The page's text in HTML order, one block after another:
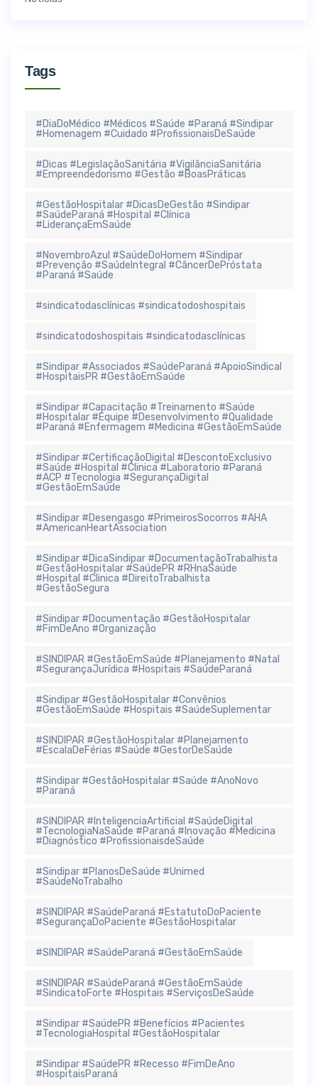
Tags
#DiaDoMédico #Médicos #Saúde #Paraná #Sindipar
#Homenagem #Cuidado #ProfissionaisDeSaúde
#Dicas #LegislaçãoSanitária #VigilânciaSanitária
#Empreendedorismo #Gestão #BoasPráticas
#GestãoHospitalar #DicasDeGestão #Sindipar
#SaúdeParaná #Hospital #Clínica
#LiderançaEmSaúde
#NovembroAzul #SaúdeDoHomem #Sindipar
#Prevenção #SaúdeIntegral #CâncerDePróstata
#Paraná #Saúde
#sindicatodasclínicas #sindicatodoshospitais
#sindicatodoshospitais #sindicatodasclínicas
#Sindipar #Associados #SaúdeParaná #ApoioSindical
#HospitaisPR #GestãoEmSaúde
#Sindipar #Capacitação #Treinamento #Saúde
#Hospitalar #Equipe #Desenvolvimento #Qualidade
#Paraná #Enfermagem #Medicina #GestãoEmSaúde
#Sindipar #CertificaçãoDigital #DescontoExclusivo
#Saúde #Hospital #Clinica #Laboratorio #Paraná
#ACP #Tecnologia #SegurançaDigital
#GestãoEmSaúde
#Sindipar #Desengasgo #PrimeirosSocorros #AHA
#AmericanHeartAssociation
#Sindipar #DicaSindipar #DocumentaçãoTrabalhista
#GestãoHospitalar #SaúdePR #RHnaSaúde
#Hospital #Clinica #DireitoTrabalhista
#GestãoSegura
#Sindipar #Documentação #GestãoHospitalar
#FimDeAno #Organização
#SINDIPAR #GestãoEmSaúde #Planejamento #Natal
#SegurançaJurídica #Hospitais #SaúdeParaná
#Sindipar #GestãoHospitalar #Convênios
#GestãoEmSaúde #Hospitais #SaúdeSuplementar
#SINDIPAR #GestãoHospitalar #Planejamento
#EscalaDeFérias #Saúde #GestorDeSaúde
#Sindipar #GestãoHospitalar #Saúde #AnoNovo
#Paraná
#SINDIPAR #InteligenciaArtificial #SaúdeDigital
#TecnologiaNaSaúde #Paraná #Inovação #Medicina
#Diagnóstico #ProfissionaisdeSaúde
#Sindipar #PlanosDeSaúde #Unimed
#SaúdeNoTrabalho
#SINDIPAR #SaúdeParaná #EstatutoDoPaciente
#SegurançaDoPaciente #GestãoHospitalar
#SINDIPAR #SaúdeParaná #GestãoEmSaúde
#SINDIPAR #SaúdeParaná #GestãoEmSaúde
#SindicatoForte #Hospitais #ServiçosDeSaúde
#Sindipar #SaúdePR #Benefícios #Pacientes
#TecnologiaHospital #GestãoHospitalar
#Sindipar #SaúdePR #Recesso #FimDeAno
#HospitaisParaná